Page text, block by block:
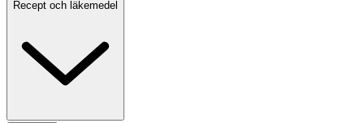
Recept och läkemedel